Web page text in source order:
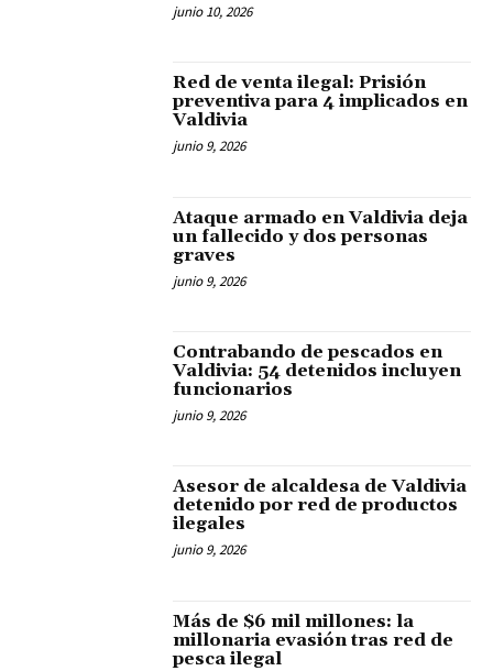
junio 10, 2026
Red de venta ilegal: Prisión
preventiva para 4 implicados en
Valdivia
junio 9, 2026
Ataque armado en Valdivia deja
un fallecido y dos personas
graves
junio 9, 2026
Contrabando de pescados en
Valdivia: 54 detenidos incluyen
funcionarios
junio 9, 2026
Asesor de alcaldesa de Valdivia
detenido por red de productos
ilegales
junio 9, 2026
Más de $6 mil millones: la
millonaria evasión tras red de
pesca ilegal